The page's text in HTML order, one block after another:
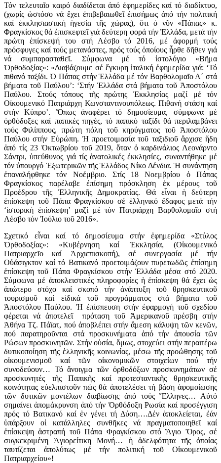
Τόν τελευταῖο καιρό διαδίδεται ἀπό ἐφημερίδες καί τό διαδίκτυο,
(χωρίς ὡστόσο νά ἔχει ἐπιβεβαιωθεῖ ἐπισήμως ἀπό τήν πολιτική
καί ἐκκλησιαστική ἡγεσία τῆς χώρας), ὅτι ὁ νῦν «Πάπας» κ.
Φραγκίσκος θά ἐπισκεφτεῖ γιά δεύτερη φορά τήν Ἑλλάδα, μετά τήν
πρώτη ἐπίσκεψή του στή Λέσβο τό 2016, μέ ἀφορμή τούς
πρόσφυγες καί τούς μετανάστες, πρός τούς ὁποίους ἦρθε δῆθεν γιά
νά συμπαρασταθεῖ. Σύμφωνα μέ τό ἱστολόγιο «Βῆμα
Ὀρθοδοξίας»: «Διαβάζουμε σέ ἔγκυρη ἰταλική ἐφημερίδα γιά: ‘Τό
πιθανό ταξίδι. Ὁ Πάπας στήν Ἑλλάδα μέ τόν Βαρθολομαῖο Α΄ στά
βήματα τοῦ Παύλου’: ‘Στήν Ἑλλάδα στά βήματα τοῦ Ἀποστόλου
Παύλου. Στούς τόπους τῆς πρώτης Ἐκκλησίας μαζί μέ τόν
Οἰκουμενικό Πατριάρχη Κωνσταντινουπόλεως. Πιθανή στάση καί
στήν Κύπρο’. Ὅπως ἀναφέρει τό δημοσίευμα, σύμφωνα μέ
ὀρθόδοξες καί παπικές πηγές, τό παπικό ταξίδι θά περιλαμβάνει
τούς Φιλίππους, πρώτη πόλη τοῦ κηρύγματος τοῦ Ἀποστόλου
Παύλου στήν Εὐρώπη. Ἡ προετοιμασία τοῦ ταξιδιοῦ ἄρχισε ἤδη
ἀπό τίς 23 Ὀκτωβρίου τοῦ 2019, ὅταν ὁ καρδινάλιος Λεονάρντο
Σάντρι, ὑπεύθυνος γιά τίς ἀνατολικές ἐκκλησίες, συναντήθηκε μέ
τόν ὑπουργό Ἐξωτερικῶν τῆς Ἑλλάδος Νίκο Δένδια. Ἡ συνάντηση
ἐπαναλήφθηκε τόν Νοέμβριο. Στίς 18 Νοεμβρίου ὁ Πάπας
Φραγκίσκος παρέλαβε ἐπίσημη πρόσκληση ἐκ μέρους τοῦ
Προέδρου τῆς Ἑλληνικῆς Δημοκρατίας. Θά εἶναι ἡ δεύτερη
ἐπίσκεψη τοῦ Πάπα Φραγκίσκου σέ ἑλληνικό ἔδαφος μετά τήν
‘ἱστορική ἐπίσκεψη’ μαζί μέ τόν Πατριάρχη Βαρθολομαῖο στή
Λέσβο τόν Ἰούλιο τοῦ 2016».
Σχετικό εἶναι καί τό δημοσίευμα στήν ἐφημερίδα «Στύλος
Ὀρθοδοξίας»: «Κυβέρνηση καί Ἐκκλησία, (Οἰκουμενικό
Πατριαρχεῖο καί Ἀρχιεπισκοπή), σέ συνεργασία μέ τήν
Οὐάσιγκτον καί τό Βατικανό προετοιμάζουν πυρετωδῶς ἐπίσημη
ἐπίσκεψη τοῦ Πάπα Φραγκίσκου στήν Ἑλλάδα μέσα στό 2020.
Σύμφωνα μέ ἀποκλειστικές πληροφορίες ἡ ἐπίσκεψη θά ἔχει ὡς
ἀπώτερο στόχο καί σκοπό τήν ἀνάπτυξη τοῦ θρησκευτικοῦ
τουρισμοῦ καί εἰδικά τοῦ προγράμματος στά βήματα τοῦ
Ἀποστόλου Παύλου. Ἡ ἐπίσπευση στήν ἐφαρμογή τοῦ σχεδίου
φέρεται νά ἀποτελεῖ πρόταση τοῦ Ἀμερικανοῦ πρέσβη στήν
Ἀθήνα Τζ. Πάϊατ, πού ἀποβλέπει στήν ἄμεση κάλυψη τῶν κενῶν,
πού παρατηροῦνται στά προσκυνήματα ἀπό τήν ἀπουσία τῶν
Ρώσων προσκυνητῶν. Στήν οὐσία, ὅμως, στοχεύει στήν περαιτέρω
δυτικοποίηση τῆς ἑλληνικῆς κοινωνίας, μέσω τῆς προώθησης τοῦ
οἰκουμενισμοῦ καί τῶν οἰκονομικῶν στοιχείων πού τήν
συνοδεύουν… Τό ἄνοιγμα τῶν ὀρθοδόξων προσκυνημάτων σέ
προσκυνητές τῆς Παπικῆς καί προτεσταντικῆς θρησκευτικῆς
κοινότητας εὐελπιστοῦν πώς θά ἀποτελέσει τή βάση ἀφομοίωσης
τῶν δυτικῶν μοντέλων διαβίωσης ἀπό τούς Ἕλληνες… Αὐτό
σημαίνει ἀπομάκρυνση ἀπό τήν Ὀρθόδοξη Ρωσία καί προσέγγιση
πρός τό Βατικανό καί ἐν γένει τή Δύση….Δέν ἀποκλείεται, ἐάν
ὑπάρξουν οἱ κατάλληλες συνθῆκες νά πραγματοποιηθεῖ καί
ἐπίσκεψη ἀστραπή τοῦ Πάπα Φραγκίσκου στό Ἅγιο Ὄρος, σέ
συγκεκριμένη Ἁγιορείτικη Μονή… ἡ ἀδελφότητα τῆς ὁποίας
ταυτίζεται ἀπολύτως μέ τήν πολιτική τοῦ Οἰκουμενικοῦ
Πατριαρχείου»!